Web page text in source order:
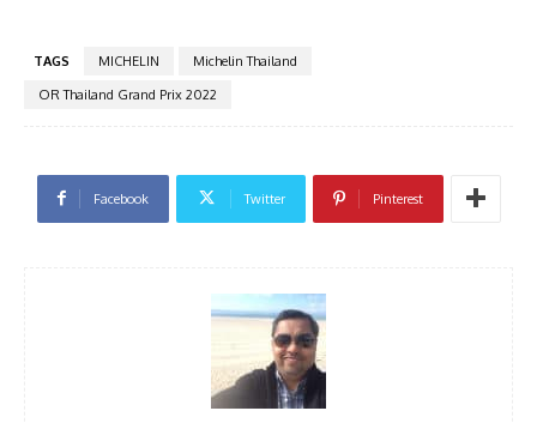
TAGS MICHELIN
Michelin Thailand
OR Thailand Grand Prix 2022
Facebook Twitter Pinterest